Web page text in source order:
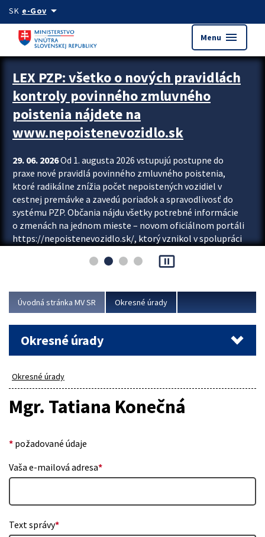
Preskocit na hlavný obsah
SK e-Govarrow_drop_down
Menu menu
Zastavit automatický posun upútavok
LEX PZP: všetko o nových pravidlách
kontroly povinného zmluvného
poistenia nájdete na
www.nepoistenevozidlo.sk
29. 06. 2026Od 1. augusta 2026 vstupujú postupne do
praxe nové pravidlá povinného zmluvného poistenia,
ktoré radikálne znížia počet nepoistených vozidiel v
cestnej premávke a zavedú poriadok a spravodlivosť do
systému PZP. Občania nájdu všetky potrebné informácie
o zmenách na jednom mieste – novom oficiálnom portáli
https://nepoistenevozidlo.sk/, ktorý vznikol v spolupráci
asociácie poisťovní (SLASPO) a Ministerstva vnútra SR.
Viac
pause_presentation
Úvodná stránka MV SR Okresné úrady
Okresné úrady
Okresné úrady
Mgr. Tatiana Konečná
* požadované údaje
Vaša e-mailová adresa*
Text správy*